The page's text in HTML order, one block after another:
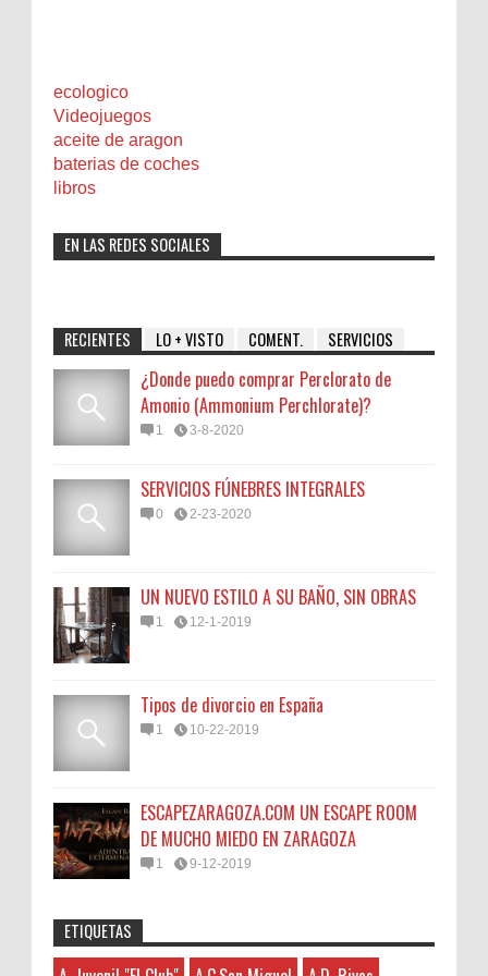
ecologico
Videojuegos
aceite de aragon
baterias de coches
libros
EN LAS REDES SOCIALES
RECIENTES LO + VISTO COMENT. SERVICIOS
¿Donde puedo comprar Perclorato de
Amonio (Ammonium Perchlorate)?
1 3-8-2020
SERVICIOS FÚNEBRES INTEGRALES
0 2-23-2020
UN NUEVO ESTILO A SU BAÑO, SIN OBRAS
1 12-1-2019
Tipos de divorcio en España
1 10-22-2019
ESCAPEZARAGOZA.COM UN ESCAPE ROOM
DE MUCHO MIEDO EN ZARAGOZA
1 9-12-2019
Sorteamos un Lomo Ibérico de Bellota de
Anonymous:
45N
ETIQUETAS